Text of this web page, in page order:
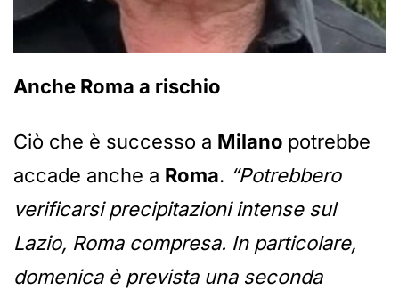
Anche Roma a rischio
Ciò che è successo a Milano potrebbe
accade anche a Roma. “Potrebbero
verificarsi precipitazioni intense sul
Lazio, Roma compresa. In particolare,
domenica è prevista una seconda